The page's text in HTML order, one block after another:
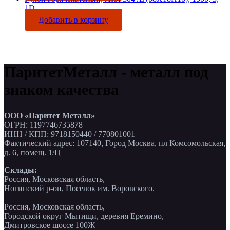
1D
Добавить в корзину
ПаритетМеталл - металл под
знаком качества
ООО «Паритет Металл»
ОГРН: 1197746735878
ИНН / КПП: 9718150440 / 770801001
Фактический адрес: 107140, Город Москва, пл Комсомольская,
д. 6, помещ. 1/Ц
Склады:
Россия, Московская область,
Ногинский р-он, Поселок им. Воровского.
Россия, Московская область,
Городской округ Мытищи, деревня Еремино,
Дмитровское шоссе 100Ж